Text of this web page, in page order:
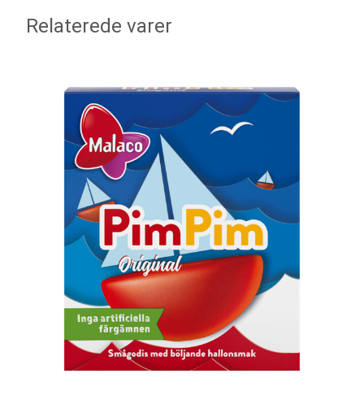
Relaterede varer